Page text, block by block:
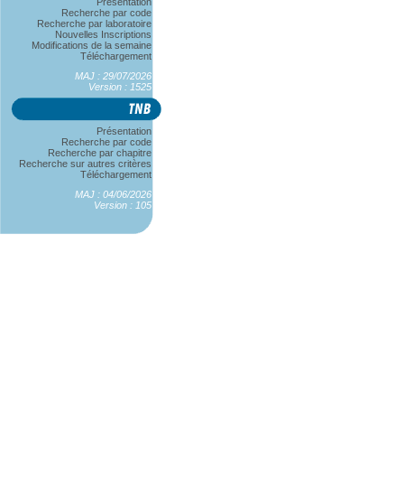
Recherche par code
Recherche par laboratoire
Nouvelles Inscriptions
Modifications de la semaine
Téléchargement
MAJ : 29/07/2026
Version : 1525
Présentation
Recherche par code
Recherche par chapitre
Recherche sur autres critères
Téléchargement
MAJ : 04/06/2026
Version : 105